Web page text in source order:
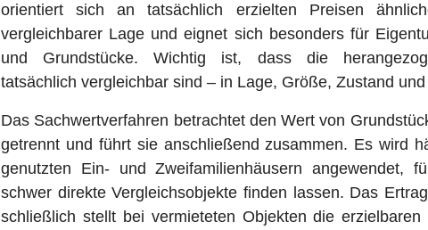
orientiert sich an tatsächlich erzielten Preisen
vergleichbarer Lage und eignet sich besonders für
und Grundstücke. Wichtig ist, dass die
tatsächlich vergleichbar sind – in Lage, Größe, Zustand
Das Sachwertverfahren betrachtet den Wert von
getrennt und führt sie anschließend zusammen. Es wird
genutzten Ein- und Zweifamilienhäusern angewendet,
schwer direkte Vergleichsobjekte finden lassen. Das
schließlich stellt bei vermieteten Objekten die